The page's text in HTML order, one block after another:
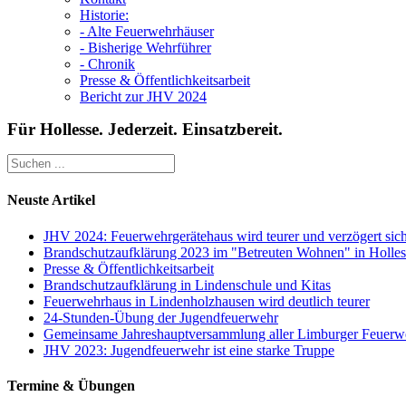
Historie:
- Alte Feuerwehrhäuser
- Bisherige Wehrführer
- Chronik
Presse & Öffentlichkeitsarbeit
Bericht zur JHV 2024
Für Hollesse. Jederzeit. Einsatzbereit.
Neuste Artikel
JHV 2024: Feuerwehrgerätehaus wird teurer und verzögert
Brandschutzaufklärung 2023 im "Betreuten Wohnen" in
Presse & Öffentlichkeitsarbeit
Brandschutzaufklärung in Lindenschule und Kitas
Feuerwehrhaus in Lindenholzhausen wird deutlich teurer
24-Stunden-Übung der Jugendfeuerwehr
Gemeinsame Jahreshauptversammlung aller Limburger
JHV 2023: Jugendfeuerwehr ist eine starke Truppe
Termine & Übungen